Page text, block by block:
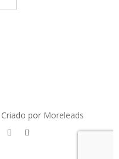
por Moreleads